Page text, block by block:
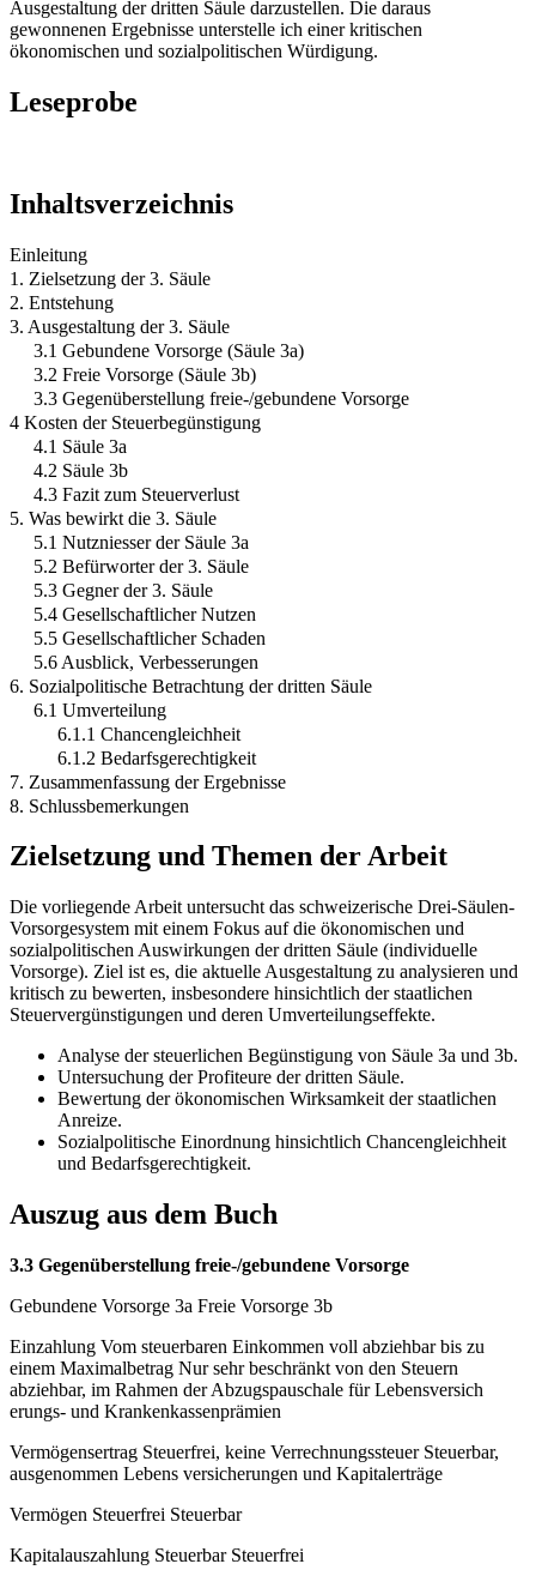
Ausgestaltung der dritten Säule darzustellen. Die daraus
gewonnenen Ergebnisse unterstelle ich einer kritischen
ökonomischen und sozialpolitischen Würdigung.
Leseprobe
Inhaltsverzeichnis
Einleitung
1. Zielsetzung der 3. Säule
2. Entstehung
3. Ausgestaltung der 3. Säule
3.1 Gebundene Vorsorge (Säule 3a)
3.2 Freie Vorsorge (Säule 3b)
3.3 Gegenüberstellung freie-/gebundene Vorsorge
4 Kosten der Steuerbegünstigung
4.1 Säule 3a
4.2 Säule 3b
4.3 Fazit zum Steuerverlust
5. Was bewirkt die 3. Säule
5.1 Nutzniesser der Säule 3a
5.2 Befürworter der 3. Säule
5.3 Gegner der 3. Säule
5.4 Gesellschaftlicher Nutzen
5.5 Gesellschaftlicher Schaden
5.6 Ausblick, Verbesserungen
6. Sozialpolitische Betrachtung der dritten Säule
6.1 Umverteilung
6.1.1 Chancengleichheit
6.1.2 Bedarfsgerechtigkeit
7. Zusammenfassung der Ergebnisse
8. Schlussbemerkungen
Zielsetzung und Themen der Arbeit
Die vorliegende Arbeit untersucht das schweizerische Drei-Säulen-
Vorsorgesystem mit einem Fokus auf die ökonomischen und
sozialpolitischen Auswirkungen der dritten Säule (individuelle
Vorsorge). Ziel ist es, die aktuelle Ausgestaltung zu analysieren und
kritisch zu bewerten, insbesondere hinsichtlich der staatlichen
Steuervergünstigungen und deren Umverteilungseffekte.
Analyse der steuerlichen Begünstigung von Säule 3a und 3b.
Untersuchung der Profiteure der dritten Säule.
Bewertung der ökonomischen Wirksamkeit der staatlichen
Anreize.
Sozialpolitische Einordnung hinsichtlich Chancengleichheit
und Bedarfsgerechtigkeit.
Auszug aus dem Buch
3.3 Gegenüberstellung freie-/gebundene Vorsorge
Gebundene Vorsorge 3a Freie Vorsorge 3b
Einzahlung Vom steuerbaren Einkommen voll abziehbar bis zu
einem Maximalbetrag Nur sehr beschränkt von den Steuern
abziehbar, im Rahmen der Abzugspauschale für Lebensversich
erungs- und Krankenkassenprämien
Vermögensertrag Steuerfrei, keine Verrechnungssteuer Steuerbar,
ausgenommen Lebens versicherungen und Kapitalerträge
Vermögen Steuerfrei Steuerbar
Kapitalauszahlung Steuerbar Steuerfrei